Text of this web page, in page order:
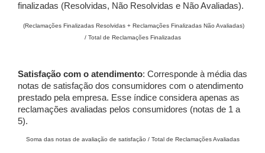
finalizadas (Resolvidas, Não Resolvidas e Não Avaliadas).
(Reclamações Finalizadas Resolvidas + Reclamações Finalizadas Não Avaliadas)
/ Total de Reclamações Finalizadas
Satisfação com o atendimento: Corresponde à média das
notas de satisfação dos consumidores com o atendimento
prestado pela empresa. Esse índice considera apenas as
reclamações avaliadas pelos consumidores (notas de 1 a
5).
Soma das notas de avaliação de satisfação / Total de Reclamações Avaliadas